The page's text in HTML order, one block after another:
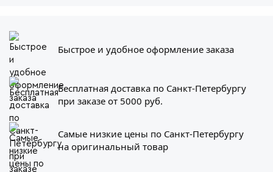
Быстрое и удобное оформление заказа
Бесплатная доставка по Санкт-Петербургу
при заказе от 5000 руб.
Самые низкие цены по Санкт-Петербургу
на оригинальный товар